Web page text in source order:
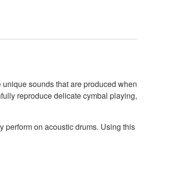
sounds that are produced when
reproduce delicate cymbal playing,
perform on acoustic drums. Using this